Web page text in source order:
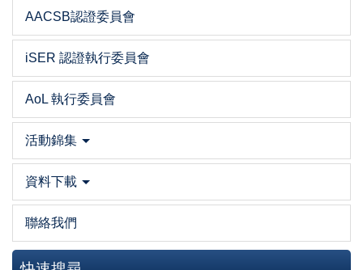
AACSB認證委員會
iSER 認證執行委員會
AoL 執行委員會
活動錦集
資料下載
聯絡我們